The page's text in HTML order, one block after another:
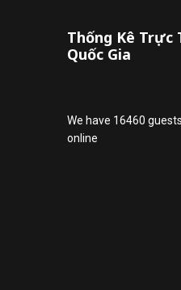
Thống Kê Trực
Quốc Gia
We have 16460
online